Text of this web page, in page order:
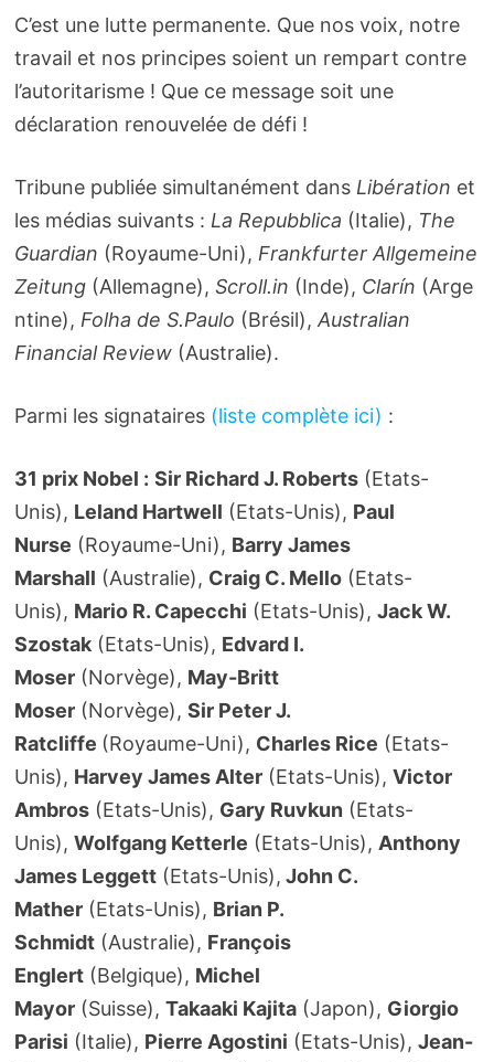
C’est une lutte permanente. Que nos voix, notre
travail et nos principes soient un rempart contre
l’autoritarisme ! Que ce message soit une
déclaration renouvelée de défi !
Tribune publiée simultanément dans Libération et
les médias suivants : La Repubblica (Italie), The
Guardian (Royaume-Uni), Frankfurter Allgemeine
Zeitung(Allemagne), Scroll.in (Inde), Clarín (Arge
ntine), Folha de S.Paulo (Brésil), Australian
Financial Review(Australie).
Parmi les signataires (liste complète ici) :
31 prix Nobel : Sir Richard J. Roberts(Etats-
Unis), Leland Hartwell (Etats-Unis), Paul
Nurse (Royaume-Uni), Barry James
Marshall (Australie), Craig C. Mello(Etats-
Unis), Mario R. Capecchi (Etats-Unis), Jack W.
Szostak(Etats-Unis), Edvard I.
Moser(Norvège), May-Britt
Moser(Norvège), Sir Peter J.
Ratcliffe (Royaume-Uni), Charles Rice (Etats-
Unis), Harvey James Alter(Etats-Unis), Victor
Ambros(Etats-Unis), Gary Ruvkun (Etats-
Unis), Wolfgang Ketterle (Etats-Unis), Anthony
James Leggett(Etats-Unis), John C.
Mather(Etats-Unis), Brian P.
Schmidt(Australie), François
Englert(Belgique), Michel
Mayor(Suisse), Takaaki Kajita(Japon), Giorgio
Parisi (Italie), Pierre Agostini (Etats-Unis), Jean-